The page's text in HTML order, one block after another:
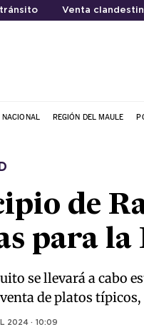
Venta
NACIONAL REGIÓN DEL MAULE
de
para la
se llevará a cabo
venta de platos
2024 · 10:09